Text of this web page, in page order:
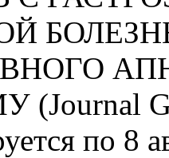
(Journal
по 8